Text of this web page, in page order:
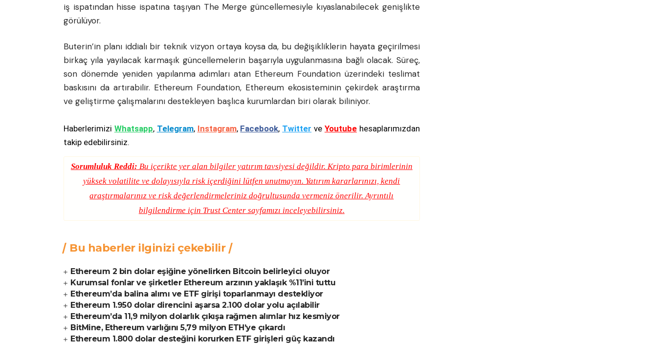
iş ispatından hisse ispatına taşıyan The Merge güncellemesiyle kıyaslanabilecek genişlikte
görülüyor.
Buterin’in planı iddialı bir teknik vizyon ortaya koysa da, bu değişikliklerin hayata geçirilmesi
birkaç yıla yayılacak karmaşık güncellemelerin başarıyla uygulanmasına bağlı olacak. Süreç,
son dönemde yeniden yapılanma adımları atan Ethereum Foundation üzerindeki teslimat
baskısını da artırabilir. Ethereum Foundation, Ethereum ekosisteminin çekirdek araştırma
ve geliştirme çalışmalarını destekleyen başlıca kurumlardan biri olarak biliniyor.
Haberlerimizi Whatsapp, Telegram, Instagram, Facebook, Twitter ve Youtubehesaplarımızdan
takip edebilirsiniz.
Sorumluluk Reddi: Bu içerikte yer alan bilgiler yatırım tavsiyesi değildir. Kripto para birimlerinin
yüksek volatilite ve dolayısıyla risk içerdiğini lütfen unutmayın. Yatırım kararlarınızı, kendi
araştırmalarınız ve risk değerlendirmeleriniz doğrultusunda vermeniz önerilir. Ayrıntılı
bilgilendirme için Trust Centersayfamızı inceleyebilirsiniz.
Bu haberler ilginizi çekebilir
Ethereum 2 bin dolar eşiğine yönelirken Bitcoin belirleyici oluyor
Kurumsal fonlar ve şirketler Ethereum arzının yaklaşık %11’ini tuttu
Ethereum’da balina alımı ve ETF girişi toparlanmayı destekliyor
Ethereum 1.950 dolar direncini aşarsa 2.100 dolar yolu açılabilir
Ethereum’da 11,9 milyon dolarlık çıkışa rağmen alımlar hız kesmiyor
BitMine, Ethereum varlığını 5,79 milyon ETH’ye çıkardı
Ethereum 1.800 dolar desteğini korurken ETF girişleri güç kazandı